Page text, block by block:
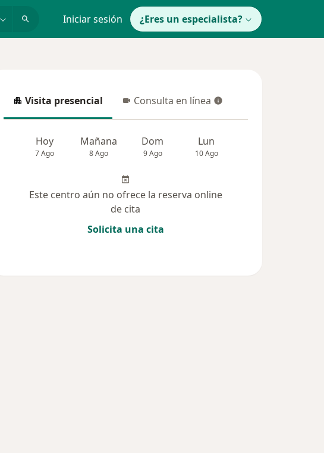
Iniciar sesión ¿Eres un especialista?
Visita presencial
Visita presencial Consulta en línea
Consulta en línea
Hoy
7 Ago
Mañana
8 Ago
Dom
9 Ago
Lun
10 Ago
Este centro aún no ofrece la reserva online
de cita
Solicita una cita